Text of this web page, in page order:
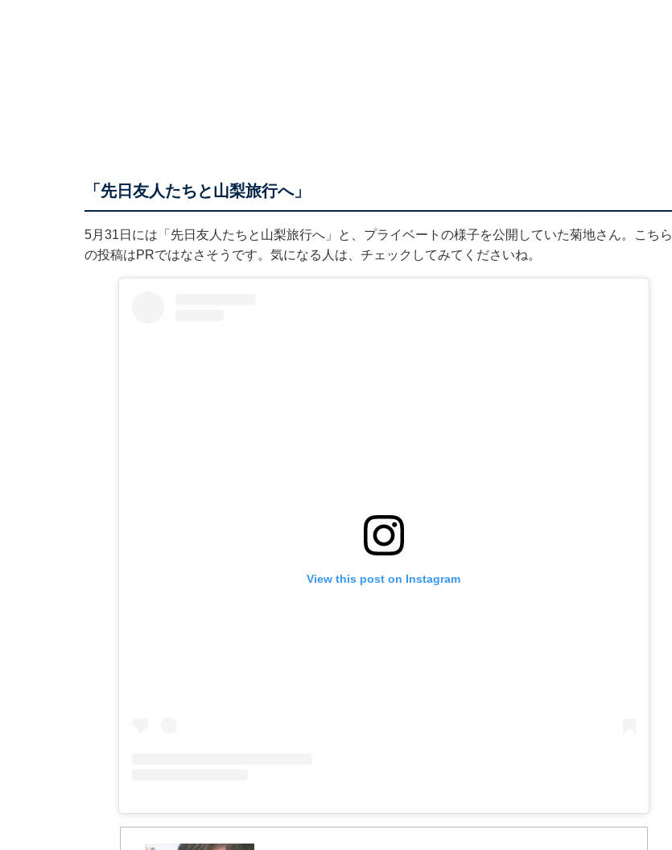
「先日友人たちと山梨旅行へ」
5月31日には「先日友人たちと山梨旅行へ」と、プライベートの様子を公開していた菊地さん。こちら
の投稿はPRではなさそうです。気になる人は、チェックしてみてくださいね。
View this post on Instagram